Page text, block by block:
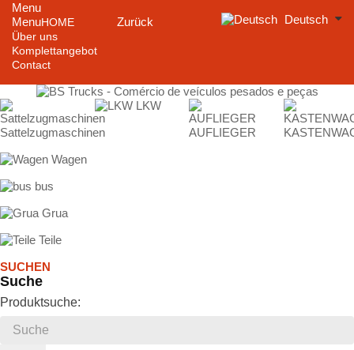
Menu
Menu
Zurück
HOME
Über uns
Komplettangebot
Contact
Deutsch
Sattelzugmaschinen
LKW
AUFLIEGER
Wagen
bus
Grua
Teile
SUCHEN
Suche
Produktsuche: